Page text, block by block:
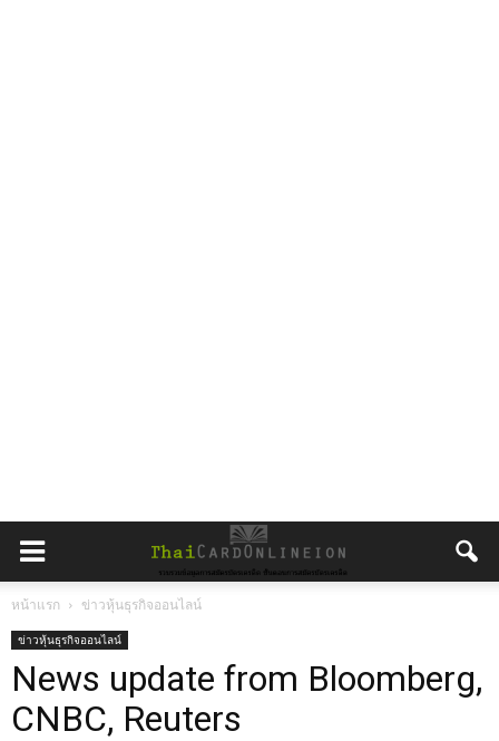
หน้าแรก ข่าวหุ้นธุรกิจออนไลน์
ข่าวหุ้นธุรกิจออนไลน์
News update from Bloomberg,
CNBC, Reuters